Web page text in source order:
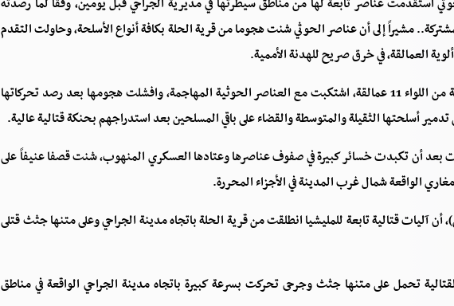
مشيراً إلى أن عناصر الحوثي شنت هجوما من قرية الحلة بكافة أنواع الأسلحة، وحاولت التقدم
العمالقة، في خرق صريح للهدنة الأممية.
وأكد المصدر أن وحدات خاصة من اللواء 11 عمالقة، اشتكبت مع العناصر الحوثية المهاجمة، وافشلت هجومها بعد رصد تحركاتها
أسلحتها الثقيلة والمتوسطة والقضاء على باقي المسلحين بعد استدراجهم بحنكة قتالية عالية.
بعد أن تكبدت خسائر كبيرة في صفوف عناصرها وعتادها العسكري المنهوب، شنت قصفا عنيفاً على
الواقعة شمال غرب المدينة في الأجزاء المحررة.
أن آليات قتالية تابعة للمليشيا انطلقت من قرية الحلة باتجاه مدينة الجراحي وعلى متنها جثث قتلى
تحمل على متنها جثث وجرحى تحركت بسرعة كبيرة باتجاه مدينة الجراحي الواقعة في مناطق